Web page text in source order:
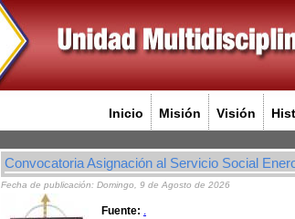
Inicio Misión Visión
Convocatoria Asignación al Servicio Social
Fecha de publicación: Domingo, 9 de Agosto de 2026
Fuente: .